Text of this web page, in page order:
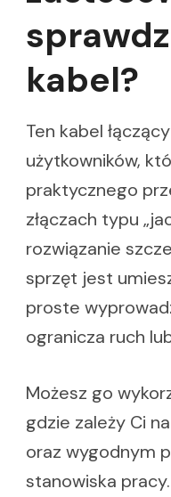
kabel?
Ten kabel
użytkowników,
praktycznego
złączach typu
rozwiązanie
sprzęt jest
proste
ogranicza ruch
Możesz go
gdzie zależy Ci
oraz wygodnym
stanowiska